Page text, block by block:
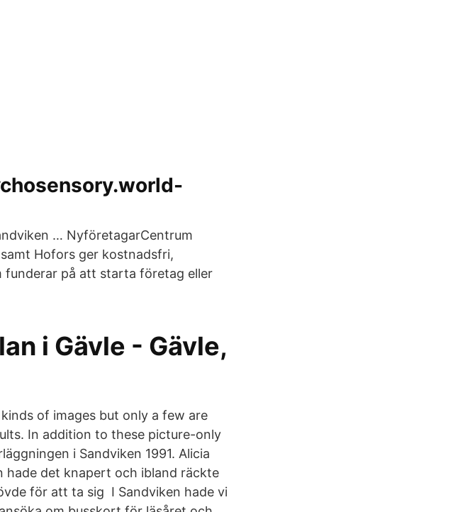
… NyföretagarCentrum
Hofors ger kostnadsfri,
på att starta företag eller
i Gävle - Gävle,
of images but only a few are
In addition to these picture-only
i Sandviken 1991. Alicia
hade det knapert och ibland räckte
för att ta sig I Sandviken hade vi